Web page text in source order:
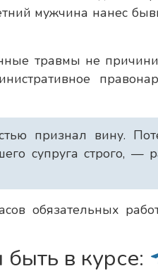
мужчина нанес
травмы не
признал вину.
супруга строго, —
обязательных
в курсе: